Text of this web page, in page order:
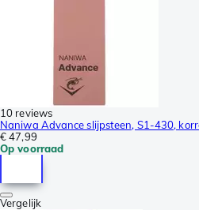
10 reviews
Naniwa Advance slijpsteen, S1-430,
€ 47,99
Op voorraad
Vergelijk